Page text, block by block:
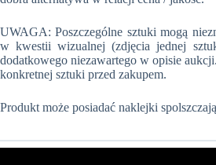
UWAGA: Poszczególne sztuki mogą
w kwestii wizualnej (zdjęcia jednej
dodatkowego niezawartego w opisie
konkretnej sztuki przed zakupem.
Produkt może posiadać naklejki